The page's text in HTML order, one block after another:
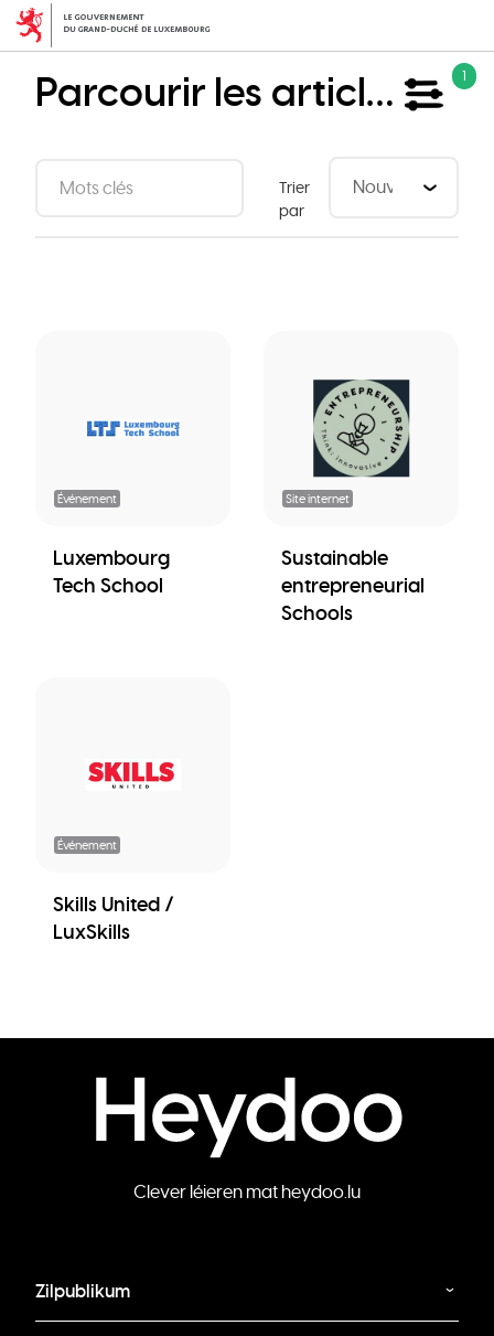
Aller
au
principal
Parcourir les articles 1
Trier
par
Événement
Luxembourg
Tech School
Site internet
Sustainable
entrepreneurial
Schools
Événement
Skills United /
LuxSkills
Clever léieren mat heydoo.lu
Zilpublikum